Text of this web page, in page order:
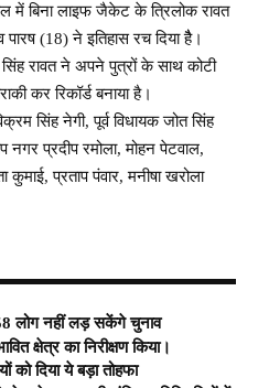
में बिना लाइफ जैकेट के त्रिलोक रावत
(18) ने इतिहास रच दिया हैै।
सिंह रावत ने अपने पुत्रों के साथ कोटी
कर रिकॉर्ड बनाया है।
सिंह नेगी, पूर्व विधायक जोत सिंह
प्रदीप रमोला, मोहन पेटवाल,
प्रताप पंवार, मनीषा खरोला
लोग नहीं लड़ सकेंगे चुनाव
क्षेत्र का निरीक्षण किया।
को दिया ये बड़ा तोहफा